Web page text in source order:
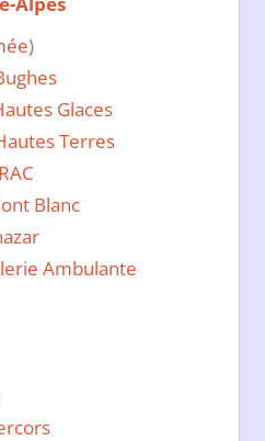
Glaces
Terres
Blanc
Ambulante